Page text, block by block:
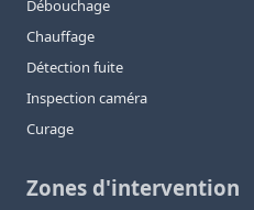
Débouchage
Chauffage
Détection fuite
Inspection caméra
Curage
Zones d'intervention